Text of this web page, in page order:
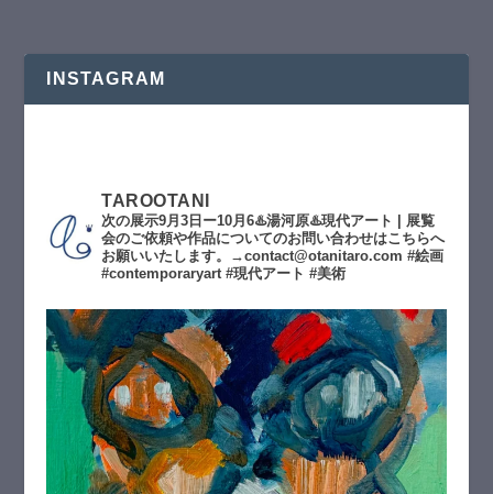
INSTAGRAM
TAROOTANI
次の展示9月3日ー10月6♨️湯河原♨️現代アート | 展覧
会のご依頼や作品についてのお問い合わせはこちらへ
お願いいたします。→contact@otanitaro.com #絵画
#contemporaryart #現代アート #美術